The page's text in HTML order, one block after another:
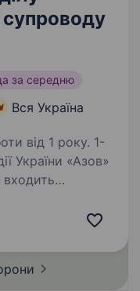
за середню
Вся Україна
від 1 року. 1-
України «Азов»